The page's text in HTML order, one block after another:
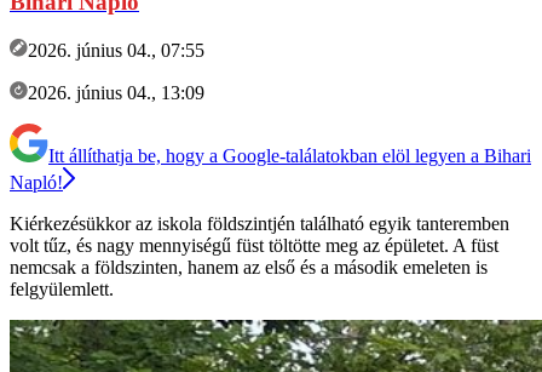
2026. június 04., 07:55
2026. június 04., 13:09
Itt állíthatja be, hogy a Google-találatokban elöl legyen a Bihari
Napló!
Kiérkezésükkor az iskola földszintjén található egyik tanteremben
volt tűz, és nagy mennyiségű füst töltötte meg az épületet. A füst
nemcsak a földszinten, hanem az első és a második emeleten is
felgyülemlett.